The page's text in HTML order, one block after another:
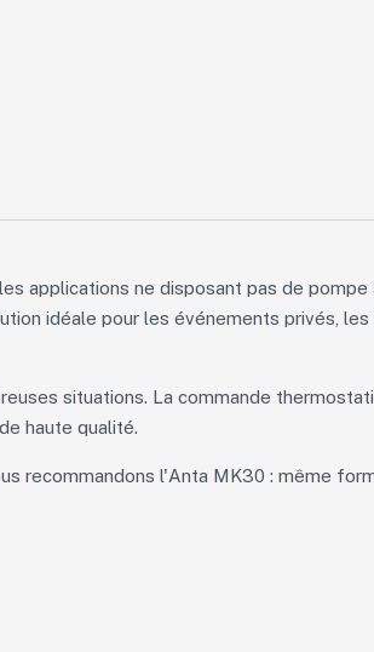
applications ne disposant pas de pompe
idéale pour les événements privés,
situations. La commande
haute qualité.
recommandons l'Anta MK30 : même